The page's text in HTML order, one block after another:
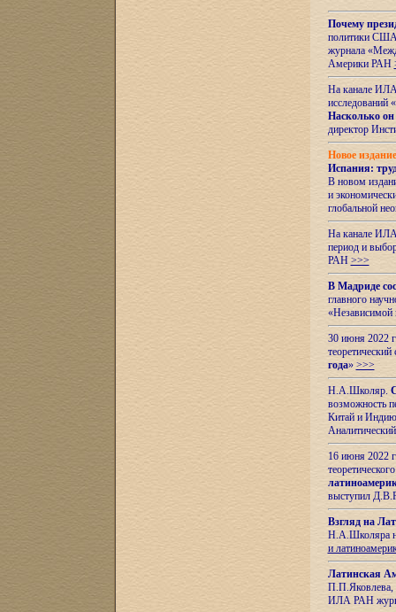
Почему
политики США
журнала
Америки РАН
На канале ИЛА
исследований «
Насколько он
директор
Новое
Испания:
В новом
и
глобальной
На канале
период и
РАН >>>
В Мадриде
главного
«Независимой
30 июня 2022
года» >>>
Н.А.Школяр.
возможность
Китай и
16 июня 2022
выступил
Взгляд на
Н.А.Школяра
и
Латинская
П.П.Яковлева,
ИЛА РАН